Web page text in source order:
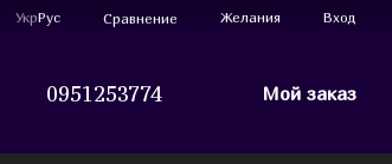
УкрРус Сравнение Желания Вход
0951253774 Мой заказ